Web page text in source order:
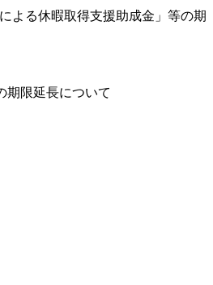
よる休暇取得支援助成金」等の期
期限延長について